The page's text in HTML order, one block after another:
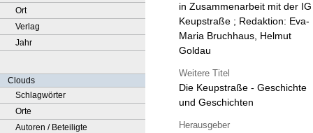
Ort
Verlag
Jahr
Clouds
Schlagwörter
Orte
Autoren / Beteiligte
in Zusammenarbeit mit der IG
Keupstraße ; Redaktion: Eva-
Maria Bruchhaus, Helmut
Goldau
Weitere Titel
Die Keupstraße - Geschichte
und Geschichten
Herausgeber